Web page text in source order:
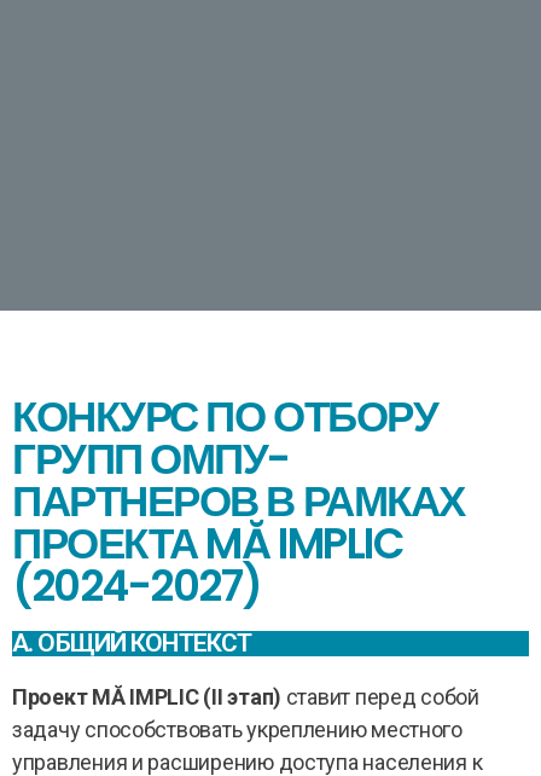
КОНКУРС ПО ОТБОРУ
ГРУПП ОМПУ-
ПАРТНЕРОВ В РАМКАХ
ПРОЕКТА MĂ IMPLIC
(2024-2027)
A. ОБЩИЙ КОНТЕКСТ
Проект MĂ IMPLIC (II этап) ставит перед собой
задачу способствовать укреплению местного
управления и расширению доступа населения к